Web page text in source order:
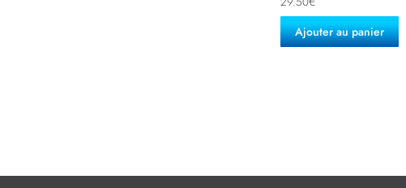
Ajouter au panier